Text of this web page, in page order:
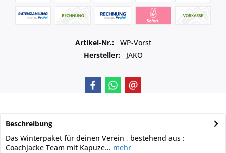
Artikel-Nr.:
WP-Vorst
Hersteller:
JAKO
Beschreibung
Das Winterpaket für deinen Verein , bestehend aus :
Coachjacke Team mit Kapuze... mehr